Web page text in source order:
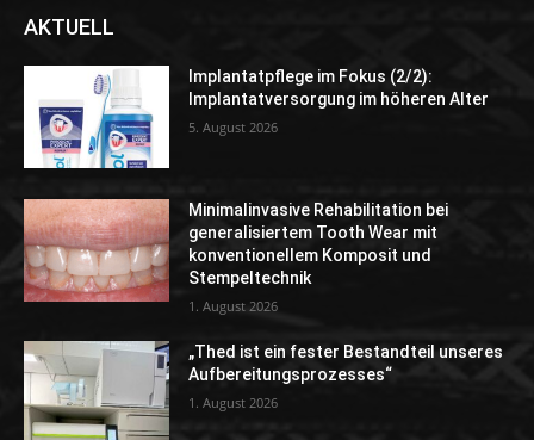
AKTUELL
Implantatpflege im Fokus (2/2):
Implantatversorgung im höheren Alter
5. August 2026
Minimalinvasive Rehabilitation bei
generalisiertem Tooth Wear mit
konventionellem Komposit und
Stempeltechnik
1. August 2026
„Thed ist ein fester Bestandteil unseres
Aufbereitungsprozesses“
1. August 2026